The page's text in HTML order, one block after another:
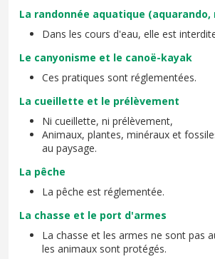
La randonnée aquatique (aquarando,
Dans les cours d'eau, elle est
Le canyonisme et le canoë-kayak
Ces pratiques sont réglementées.
La cueillette et le prélèvement
Ni cueillette, ni prélèvement,
Animaux, plantes, minéraux et
au paysage.
La pêche
La pêche est réglementée.
La chasse et le port d'armes
La chasse et les armes ne sont pas
les animaux sont protégés.